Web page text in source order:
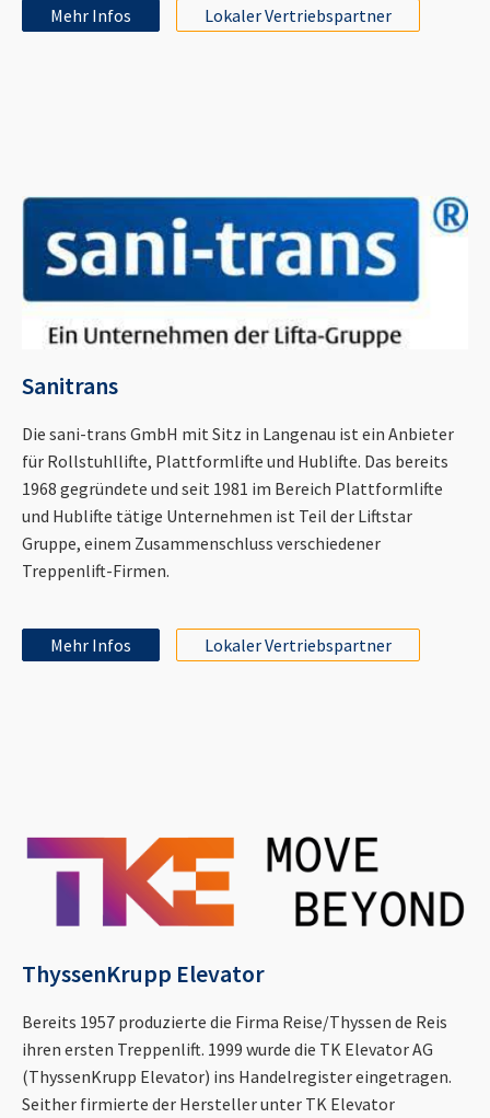
Mehr Infos Lokaler Vertriebspartner
Sanitrans
Die sani-trans GmbH mit Sitz in Langenau ist ein Anbieter
für Rollstuhllifte, Plattformlifte und Hublifte. Das bereits
1968 gegründete und seit 1981 im Bereich Plattformlifte
und Hublifte tätige Unternehmen ist Teil der Liftstar
Gruppe, einem Zusammenschluss verschiedener
Treppenlift-Firmen.
Mehr Infos Lokaler Vertriebspartner
ThyssenKrupp Elevator
Bereits 1957 produzierte die Firma Reise/Thyssen de Reis
ihren ersten Treppenlift. 1999 wurde die TK Elevator AG
(ThyssenKrupp Elevator) ins Handelregister eingetragen.
Seither firmierte der Hersteller unter TK Elevator